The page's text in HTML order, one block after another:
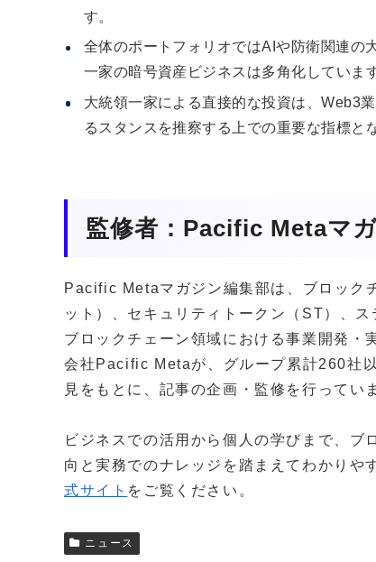
す。
全体のポートフォリオではAIや防衛関連の
一家の暗号資産ビジネスは多角化しています
大統領一家による直接的な投資は、Web3
るスタンスを推察する上での重要な指標と
監修者：Pacific Metaマ
Pacific Metaマガジン編集部は、ブロック
ット）、セキュリティトークン（ST）、
ブロックチェーン領域における事業開発・
会社Pacific Metaが、グループ累計260社
見をもとに、記事の企画・監修を行ってい
ビジネスでの活用から個人の学びまで、ブ
向と実務でのナレッジを踏まえてわかりや
式サイト をご覧ください。
ニュース